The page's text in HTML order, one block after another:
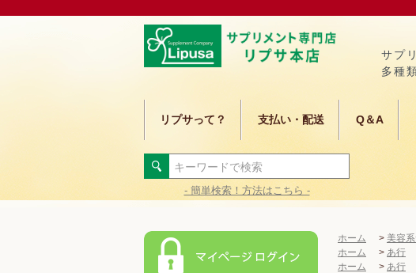
サプ
多種
リプサって？ 支払い・配送 Q＆A
- 簡単検索！方法はこちら -
ホーム > 美容
ホーム
> あ行
ホーム
> あ行